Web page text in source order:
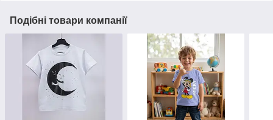
Подібні товари компанії